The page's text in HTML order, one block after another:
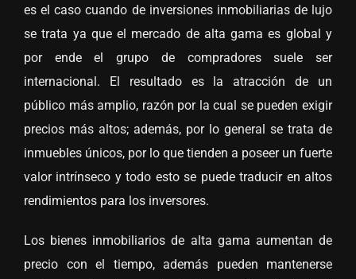
es el caso cuando de inversiones inmobiliarias de lujo
se trata ya que el mercado de alta gama es global y
por ende el grupo de compradores suele ser
internacional. El resultado es la atracción de un
público más amplio, razón por la cual se pueden exigir
precios más altos; además, por lo general se trata de
inmuebles únicos, por lo que tienden a poseer un fuerte
valor intrínseco y todo esto se puede traducir en altos
rendimientos para los inversores.
Los bienes inmobiliarios de alta gama aumentan de
precio con el tiempo, además pueden mantenerse